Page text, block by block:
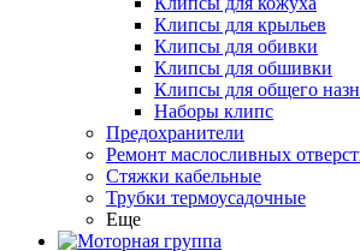
Клипсы для крыльев
Клипсы для обивки
Клипсы для обшивки
Клипсы для общего
Наборы клипс
Предохранители
Ремонт маслосливных
Стяжки кабельные
Трубки термоусадочные
Еще